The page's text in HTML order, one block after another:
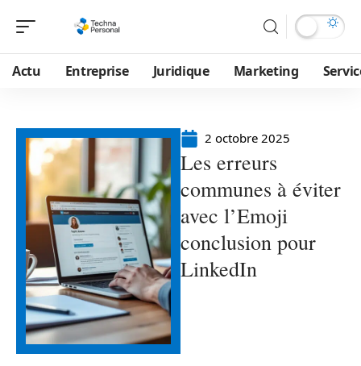
Actu Entreprise Juridique Marketing
2 octobre 2025
Les erreurs
communes à éviter
avec l’Emoji
conclusion pour
LinkedIn